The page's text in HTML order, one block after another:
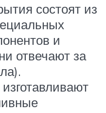
состоят из
и
отвечают за